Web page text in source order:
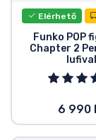
Elérhető
Funko POP
Chapter 2
lufival
6 990
Mesés
Animés
Gamer